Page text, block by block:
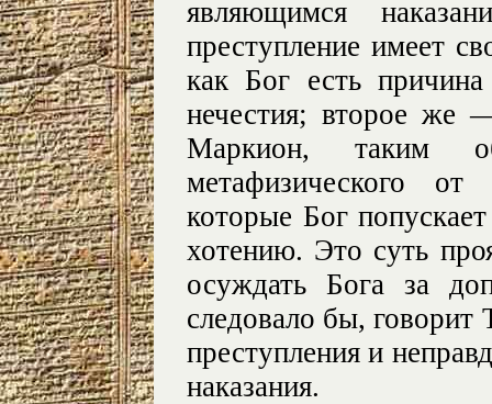
являющимся
преступление имеет
как Бог есть
нечестия; второе же
Маркион, таким
метафизического
которые Бог
хотению. Это суть
осуждать Бога за
следовало бы, говорит
преступления и
наказания.